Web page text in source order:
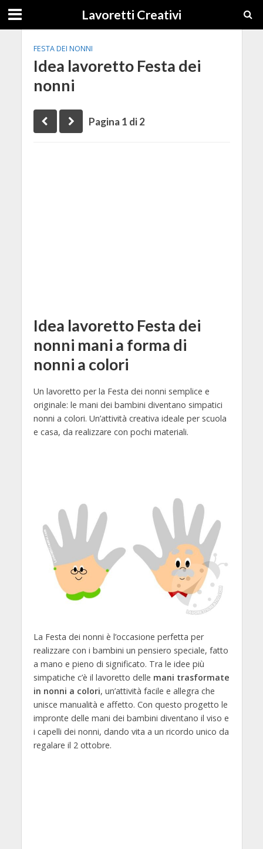
Lavoretti Creativi
FESTA DEI NONNI
Idea lavoretto Festa dei
nonni
Pagina 1 di 2
Idea lavoretto Festa dei
nonni mani a forma di
nonni a colori
Un lavoretto per la Festa dei nonni semplice e
originale: le mani dei bambini diventano simpatici
nonni a colori. Un’attività creativa ideale per scuola
e casa, da realizzare con pochi materiali.
La Festa dei nonni è l’occasione perfetta per
realizzare con i bambini un pensiero speciale, fatto
a mano e pieno di significato. Tra le idee più
simpatiche c’è il lavoretto delle mani trasformate
in nonni a colori, un’attività facile e allegra che
unisce manualità e affetto. Con questo progetto le
impronte delle mani dei bambini diventano il viso e
i capelli dei nonni, dando vita a un ricordo unico da
regalare il 2 ottobre.